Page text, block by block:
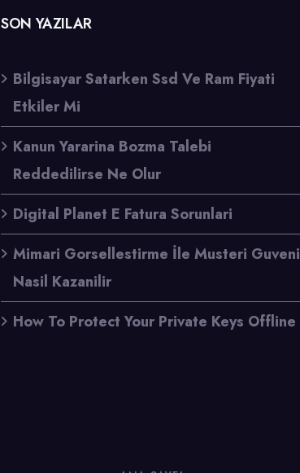
SON YAZILAR
Bilgisayar Satarken Ssd Ve Ram Fiyati
Etkiler Mi
Kanun Yararina Bozma Talebi
Reddedilirse Ne Olur
Digital Planet E Fatura Sorunlari
Mimari Gorsellestirme İle Musteri Guveni
Nasil Kazanilir
How To Protect Your Private Keys Offline